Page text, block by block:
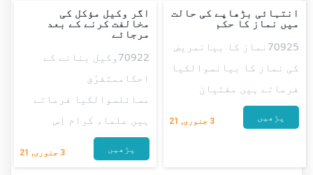
انتہائی بڑھاپے کی حالت
میں نماز کا حکم
3 جنوری, 21
70925نماز کا بیانمریض
کی نماز کا بیانسوالکیا
فرماتے ہیں مفتیان
پڑھیں
اگر وکیل مؤکل کی
مخالفت کرنے کے بعد
مرجائے
3 جنوری, 21
70922وکیل بنانے کے
احکاممتفرّق
مسائلسوالکیا فرماتے
ہیں علماء کرام اِس
پڑھیں